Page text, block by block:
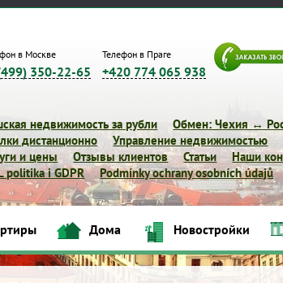
в Москве
350-22-65
Телефон в Праге
+420 774 065 938
недвижимость за рубли
Обмен: Чехия ↔
дистанционно
Управление недвижимостью
и цены
Отзывы клиентов Статьи
Наши
politika i GDPR
Podmínky ochrany osobních údajů
Квартиры Дома Новостройки
Дома Новостройки